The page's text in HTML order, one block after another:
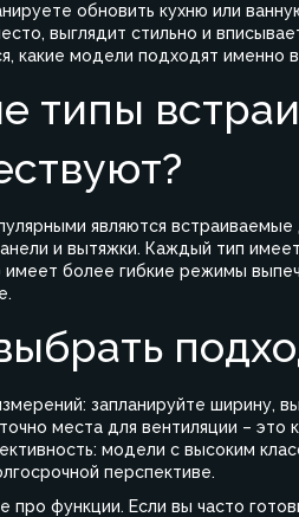
обновить кухню или
выглядит стильно и
какие модели подходят именно
типы
являются
и вытяжки. Каждый тип
более гибкие режимы
запланируйте ширину,
места для вентиляции –
модели с высоким
перспективе.
про функции. Если вы часто